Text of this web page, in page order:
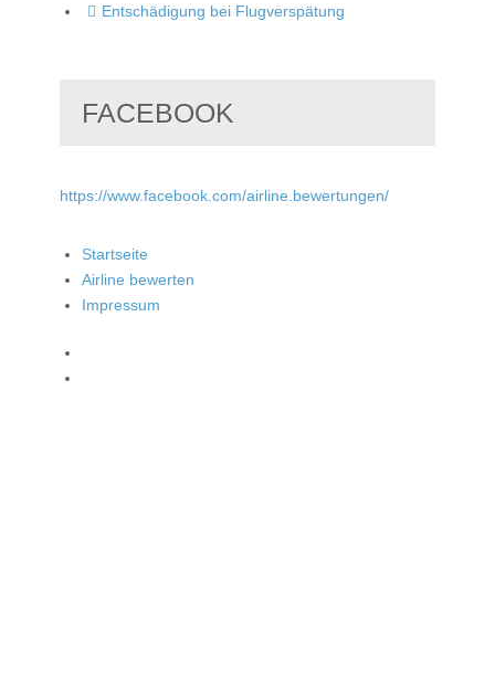
Entschädigung bei Flugverspätung
FACEBOOK
https://www.facebook.com/airline.bewertungen/
Startseite
Airline bewerten
Impressum